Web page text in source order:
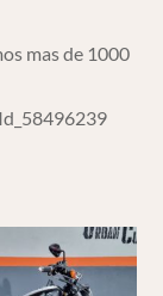
mas de 1000